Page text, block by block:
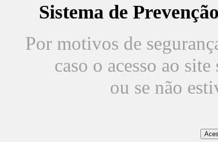
Sistema de
Por motivos de
caso o acesso ao
ou se não